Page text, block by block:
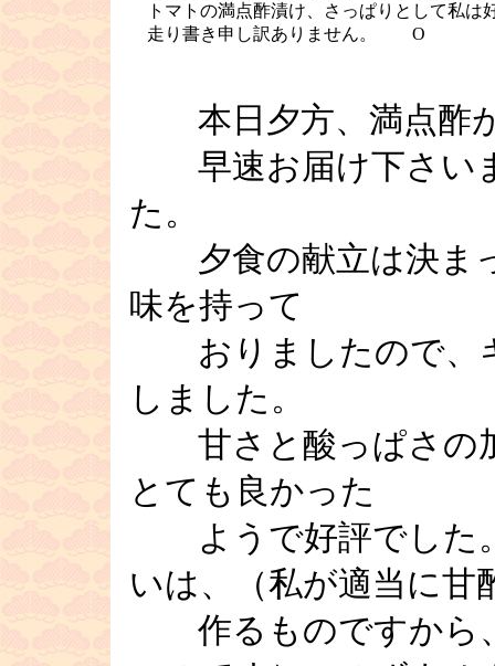
トマトの満点酢漬け、さっぱりとして私は
走り書き申し訳ありません。 O
本日夕方、満点酢
早速お届け下さい
た。
夕食の献立は決ま
味を持って
おりましたので、
しました。
甘さと酸っぱさの
とても良かった
ようで好評でした
いは、（私が適当に甘
作るものですから